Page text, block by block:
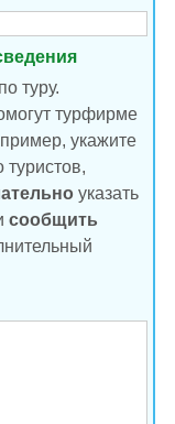
туру.
турфирме
укажите
туристов,
указать
сообщить